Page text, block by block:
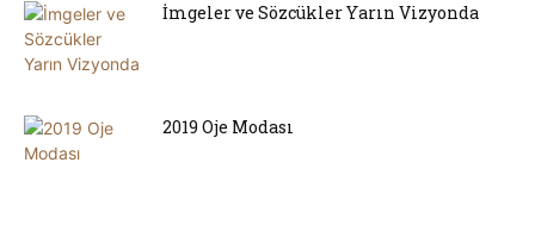
İmgeler ve Sözcükler Yarın Vizyonda
2019 Oje Modası